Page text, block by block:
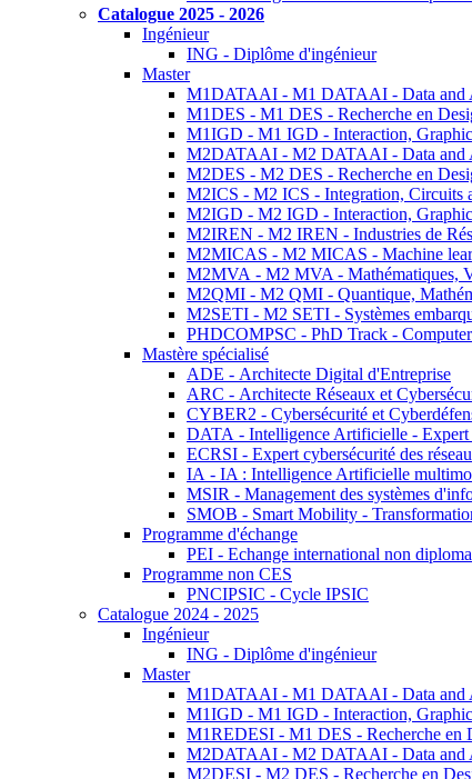
Catalogue 2025 - 2026
Ingénieur
ING - Diplôme d'ingénieur
Master
M1DATAAI - M1 DATAAI - Data and
M1DES - M1 DES - Recherche en
M1IGD - M1 IGD - Interaction,
M2DATAAI - M2 DATAAI - Data and
M2DES - M2 DES - Recherche en
M2ICS - M2 ICS - Integration, Circuits
M2IGD - M2 IGD - Interaction,
M2IREN - M2 IREN - Industries de
M2MICAS - M2 MICAS - Machine
M2MVA - M2 MVA - Mathématiques,
M2QMI - M2 QMI - Quantique,
M2SETI - M2 SETI - Systèmes
PHDCOMPSC - PhD Track -
Mastère spécialisé
ADE - Architecte Digital d'Entreprise
ARC - Architecte Réseaux et
CYBER2 - Cybersécurité et
DATA - Intelligence Artificielle -
ECRSI - Expert cybersécurité des
IA - IA : Intelligence Artificielle
MSIR - Management des systèmes
SMOB - Smart Mobility -
Programme d'échange
PEI - Echange international non
Programme non CES
PNCIPSIC - Cycle IPSIC
Catalogue 2024 - 2025
Ingénieur
ING - Diplôme d'ingénieur
Master
M1DATAAI - M1 DATAAI - Data and
M1IGD - M1 IGD - Interaction,
M1REDESI - M1 DES - Recherche en
M2DATAAI - M2 DATAAI - Data and
M2DESI - M2 DES - Recherche en